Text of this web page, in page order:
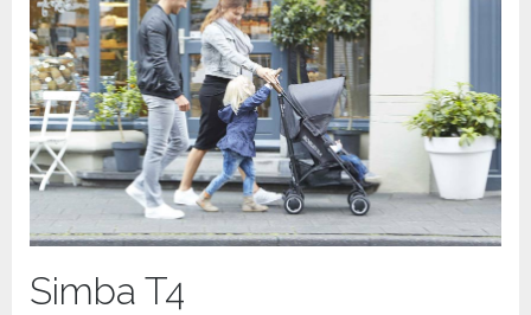
Simba T4